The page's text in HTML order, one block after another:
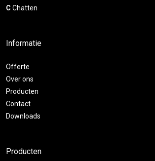
C Chatten
Informatie
Offerte
Over ons
Producten
Contact
Downloads
Producten